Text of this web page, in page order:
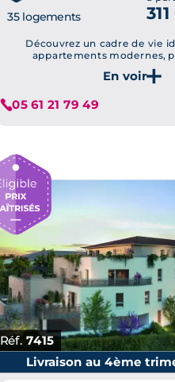
Je découvre ce
35 logements
Découvrez un cadre de vie
appartements modernes,
commodités et respectant
énergétiques
05 61 21 79 49
Réf. 7415
Livraison au 4ème